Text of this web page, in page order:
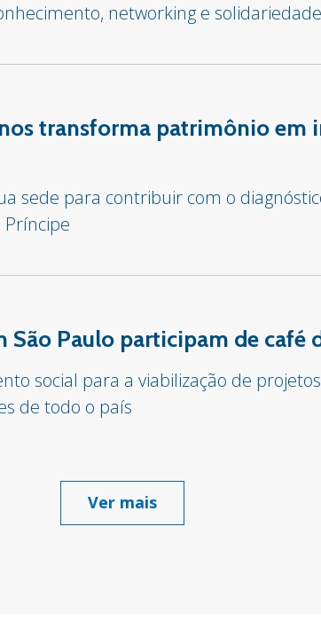
networking e
transforma patrimônio em
sede para contribuir com o
Paulo participam de café
social para a viabilização de
de todo o país
Ver mais